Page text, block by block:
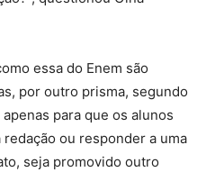
essa do Enem são
por outro prisma, segundo
para que os alunos
ou responder a uma
seja promovido outro